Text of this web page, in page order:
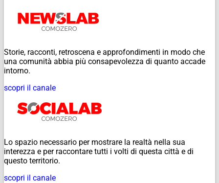
Storie, racconti, retroscena e approfondimenti in modo che
una comunità abbia più consapevolezza di quanto accade
intorno.
scopri il canale
Lo spazio necessario per mostrare la realtà nella sua
interezza e per raccontare tutti i volti di questa città e di
questo territorio.
scopri il canale